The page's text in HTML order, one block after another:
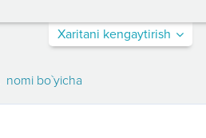
Xaritani kengaytirish
nomi bo`yicha